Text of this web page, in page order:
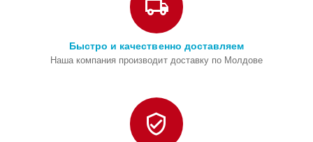
Быстро и качественно доставляем
Наша компания производит доставку по Молдове